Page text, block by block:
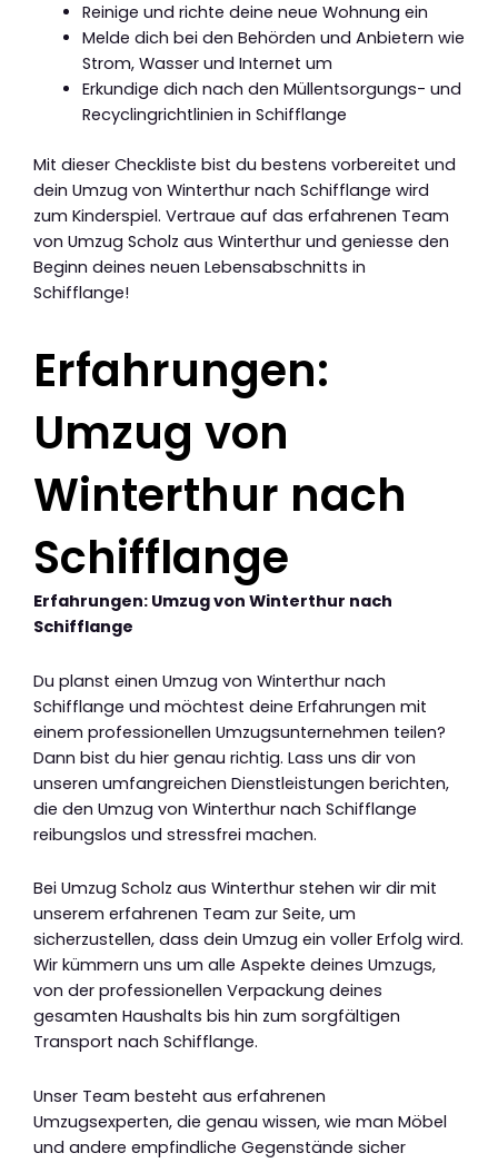
Reinige und richte deine neue Wohnung ein
Melde dich bei den Behörden und Anbietern wie
Strom, Wasser und Internet um
Erkundige dich nach den Müllentsorgungs- und
Recyclingrichtlinien in Schifflange
Mit dieser Checkliste bist du bestens vorbereitet und
dein Umzug von Winterthur nach Schifflange wird
zum Kinderspiel. Vertraue auf das erfahrenen Team
von Umzug Scholz aus Winterthur und geniesse den
Beginn deines neuen Lebensabschnitts in
Schifflange!
Erfahrungen:
Umzug von
Winterthur nach
Schifflange
Erfahrungen: Umzug von Winterthur nach
Schifflange
Du planst einen Umzug von Winterthur nach
Schifflange und möchtest deine Erfahrungen mit
einem professionellen Umzugsunternehmen teilen?
Dann bist du hier genau richtig. Lass uns dir von
unseren umfangreichen Dienstleistungen berichten,
die den Umzug von Winterthur nach Schifflange
reibungslos und stressfrei machen.
Bei Umzug Scholz aus Winterthur stehen wir dir mit
unserem erfahrenen Team zur Seite, um
sicherzustellen, dass dein Umzug ein voller Erfolg wird.
Wir kümmern uns um alle Aspekte deines Umzugs,
von der professionellen Verpackung deines
gesamten Haushalts bis hin zum sorgfältigen
Transport nach Schifflange.
Unser Team besteht aus erfahrenen
Umzugsexperten, die genau wissen, wie man Möbel
und andere empfindliche Gegenstände sicher